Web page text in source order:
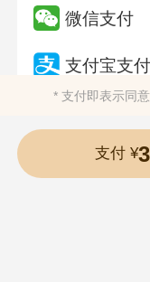
微信支付
支付宝支付
* 支付即表示同
支付 ¥
长沙希赛拓肯